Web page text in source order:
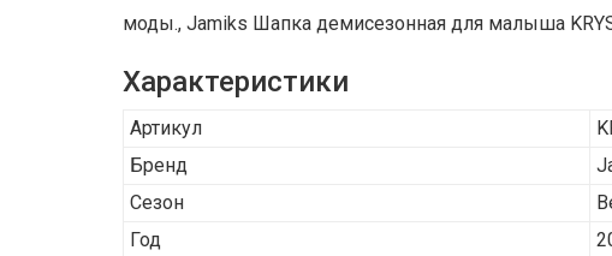
моды., Jamiks Шапка демисезонная для малыша
Характеристики
Артикул
Бренд
Сезон
Год